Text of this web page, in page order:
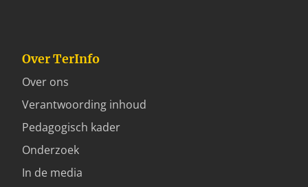
Over TerInfo
Over ons
Verantwoording inhoud
Pedagogisch kader
Onderzoek
In de media